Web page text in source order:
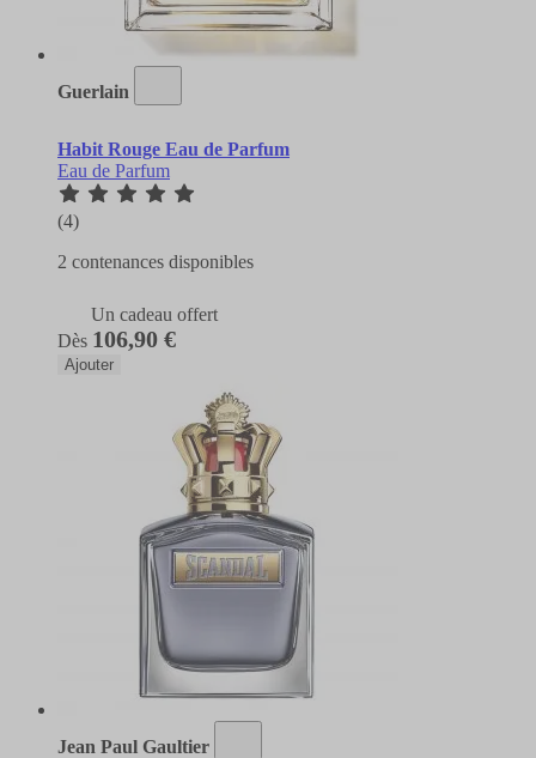
Guerlain
Habit Rouge Eau de Parfum
Eau de Parfum
(4)
2 contenances disponibles
Un cadeau offert
Dès 106,90 €
Ajouter
Jean Paul Gaultier